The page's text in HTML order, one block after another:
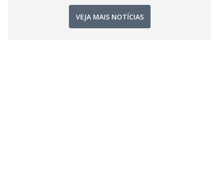
VEJA MAIS NOTÍCIAS